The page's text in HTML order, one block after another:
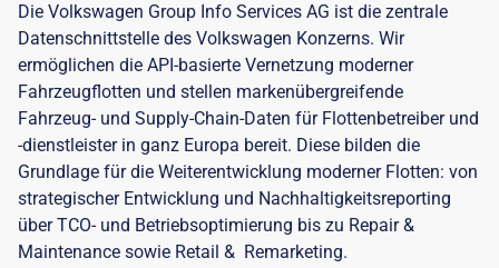
Die Volkswagen Group Info Services AG ist die zentrale
Datenschnittstelle des Volkswagen Konzerns. Wir
ermöglichen die API-basierte Vernetzung moderner
Fahrzeugflotten und stellen markenübergreifende
Fahrzeug- und Supply-Chain-Daten für Flottenbetreiber und
-dienstleister in ganz Europa bereit. Diese bilden die
Grundlage für die Weiterentwicklung moderner Flotten: von
strategischer Entwicklung und Nachhaltigkeitsreporting
über TCO- und Betriebsoptimierung bis zu Repair &
Maintenance sowie Retail & Remarketing.